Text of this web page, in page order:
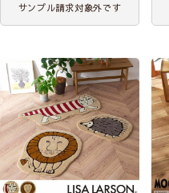
サンプル請求対象外です